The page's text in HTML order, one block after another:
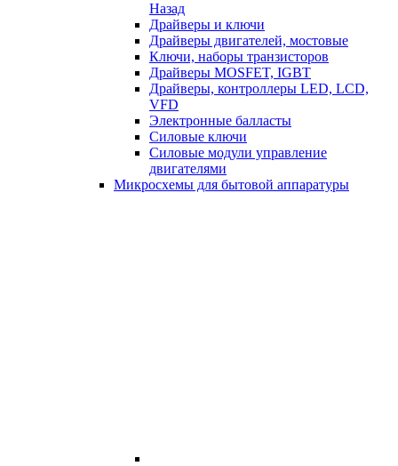
Назад
Драйверы и ключи
Драйверы двигателей, мостовые
Ключи, наборы транзисторов
Драйверы MOSFET, IGBT
Драйверы, контроллеры LED, LCD,
VFD
Электронные балласты
Силовые ключи
Силовые модули управление
двигателями
Микросхемы для бытовой аппаратуры